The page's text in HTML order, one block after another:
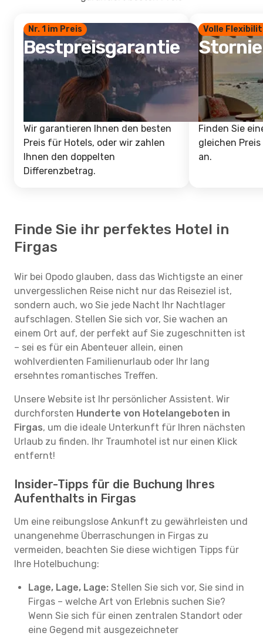
Nr. 1 im Preis
Bestpreisgarantie
Wir garantieren Ihnen den besten
Preis für Hotels, oder wir zahlen
Ihnen den doppelten
Differenzbetrag.
Volle
Finden Sie
gleichen
an.
Finde Sie ihr perfektes Hotel in
Firgas
Wir bei Opodo glauben, dass das Wichtigste an einer
unvergesslichen Reise nicht nur das Reiseziel ist,
sondern auch, wo Sie jede Nacht Ihr Nachtlager
aufschlagen. Stellen Sie sich vor, Sie wachen an
einem Ort auf, der perfekt auf Sie zugeschnitten ist
– sei es für ein Abenteuer allein, einen
wohlverdienten Familienurlaub oder Ihr lang
ersehntes romantisches Treffen.
Unsere Website ist Ihr persönlicher Assistent. Wir
durchforsten Hunderte von Hotelangeboten in
Firgas, um die ideale Unterkunft für Ihren nächsten
Urlaub zu finden. Ihr Traumhotel ist nur einen Klick
entfernt!
Insider-Tipps für die Buchung Ihres
Aufenthalts in Firgas
Um eine reibungslose Ankunft zu gewährleisten und
unangenehme Überraschungen in Firgas zu
vermeiden, beachten Sie diese wichtigen Tipps für
Ihre Hotelbuchung:
Lage, Lage, Lage: Stellen Sie sich vor, Sie sind in
Firgas – welche Art von Erlebnis suchen Sie?
Wenn Sie sich für einen zentralen Standort oder
eine Gegend mit ausgezeichneter